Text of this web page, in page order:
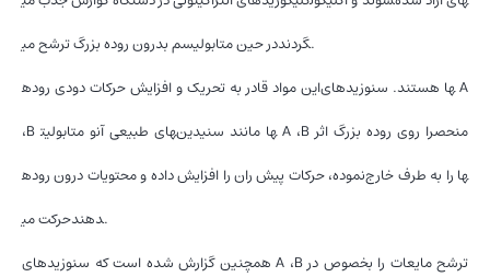
در حین متابولیسم بدرون روده بزرگ ترشح می‎گردند.
این مواد قادر به تحریک و افزایش حرکات دودی روده‎ها هستند. سنوزیدهای A
،B و متابولیت‎های طبیعی آن‎ها مانند سنیدین A ،B منحصرا روی روده بزرگ اثر
نموده، حرکات پیش ران را افزایش داده و محتویات درون روده‎ها را به طرف خارج
حرکت می‎دهند.
همچنین گزارش شده است که سنوزیدهای A ،B ترشح مایعات را بخصوص در